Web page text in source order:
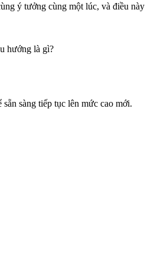
ý tưởng cùng một lúc, và điều này
hướng là gì?
sàng tiếp tục lên mức cao mới.